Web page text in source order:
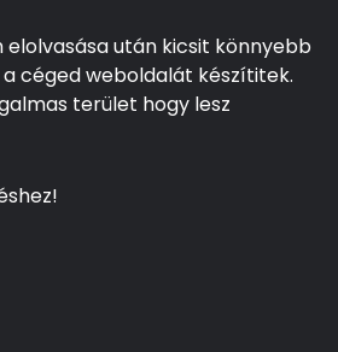
elolvasása után kicsit könnyebb
céged weboldalát készítitek.
terület hogy lesz